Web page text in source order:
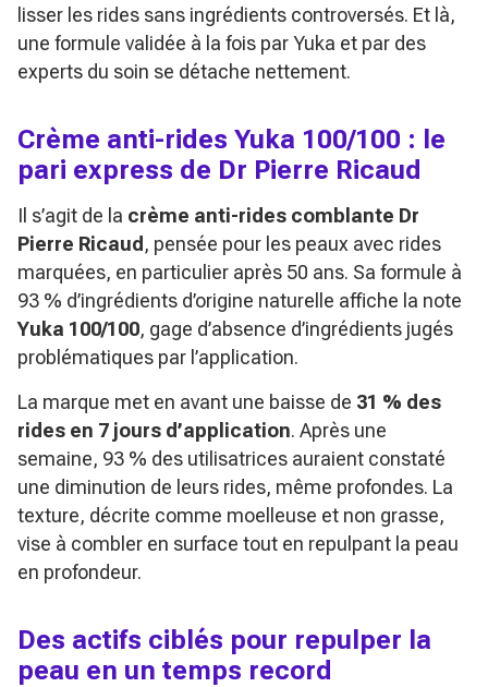
lisser les rides sans ingrédients controversés. Et là,
une formule validée à la fois par Yuka et par des
experts du soin se détache nettement.
Crème anti-rides Yuka 100/100 : le
pari express de Dr Pierre Ricaud
Il s’agit de la crème anti-rides comblante Dr
Pierre Ricaud, pensée pour les peaux avec rides
marquées, en particulier après 50 ans. Sa formule à
93 % d’ingrédients d’origine naturelle affiche la note
Yuka 100/100, gage d’absence d’ingrédients jugés
problématiques par l’application.
La marque met en avant une baisse de 31 % des
rides en 7 jours d’application. Après une
semaine, 93 % des utilisatrices auraient constaté
une diminution de leurs rides, même profondes. La
texture, décrite comme moelleuse et non grasse,
vise à combler en surface tout en repulpant la peau
en profondeur.
Des actifs ciblés pour repulper la
peau en un temps record